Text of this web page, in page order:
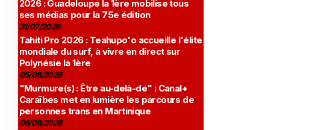
2026 : Guadeloupe la 1ère mobilise tous
ses médias pour la 75e édition
31/07/2026
Tahiti Pro 2026 : Teahupo'o accueille l'élite
mondiale du surf, à vivre en direct sur
Polynésie la 1ère
05/08/2026
"Murmure(s) : Être au-delà-de" : Canal+
Caraïbes met en lumière les parcours de
personnes trans en Martinique
06/08/2026